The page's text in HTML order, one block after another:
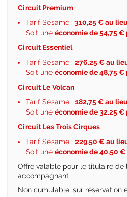
Circuit Premium
Tarif Sésame : 310,25 € au
Soit une économie de 54,75 €
Circuit Essentiel
Tarif Sésame : 276.25 € au
Soit une économie de 48,75 €
Circuit Le Volcan
Tarif Sésame : 182,75 € au
Soit une économie de 32.25 €
Circuit Les Trois Cirques
Tarif Sésame : 229.50 € au
Soit une économie de 40,50 €
Offre valable pour le titulaire de
accompagnant
Non cumulable, sur réservation